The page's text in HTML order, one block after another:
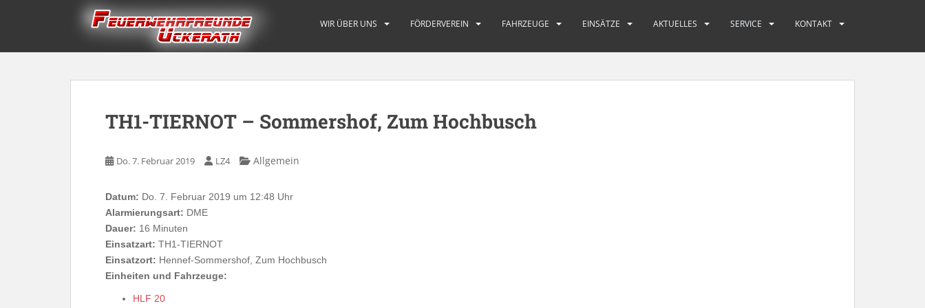
Skip to main content
WIR ÜBER UNS FÖRDERVEREIN FAHRZEUGE EINSÄTZE AKTUELLES SERVICE KONTAKT
TH1-TIERNOT – Sommershof, Zum Hochbusch
Do. 7. Februar 2019 LZ4 Allgemein
Datum: Do. 7. Februar 2019 um 12:48 Uhr
Alarmierungsart: DME
Dauer: 16 Minuten
Einsatzart: TH1-TIERNOT
Einsatzort: Hennef-Sommershof, Zum Hochbusch
Einheiten und Fahrzeuge:
HLF 20